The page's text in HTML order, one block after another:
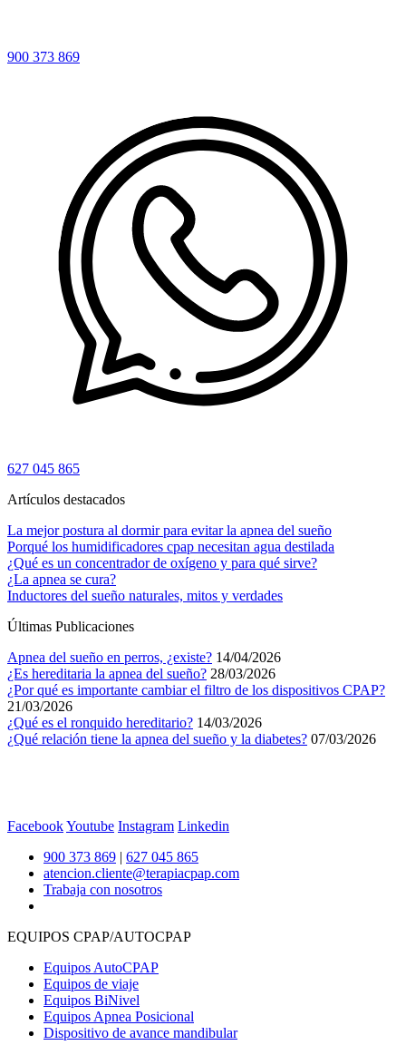
900 373 869
627 045 865
Artículos destacados
La mejor postura al dormir para evitar la apnea del sueño
Porqué los humidificadores cpap necesitan agua destilada
¿Qué es un concentrador de oxígeno y para qué sirve?
¿La apnea se cura?
Inductores del sueño naturales, mitos y verdades
Últimas Publicaciones
Apnea del sueño en perros, ¿existe? 14/04/2026
¿Es hereditaria la apnea del sueño? 28/03/2026
¿Por qué es importante cambiar el filtro de los dispositivos CPAP?
21/03/2026
¿Qué es el ronquido hereditario? 14/03/2026
¿Qué relación tiene la apnea del sueño y la diabetes? 07/03/2026
FacebookYoutube Instagram Linkedin
900 373 869 | 627 045 865
atencion.cliente@terapiacpap.com
Trabaja con nosotros
EQUIPOS CPAP/AUTOCPAP
Equipos AutoCPAP
Equipos de viaje
Equipos BiNivel
Equipos Apnea Posicional
Dispositivo de avance mandibular